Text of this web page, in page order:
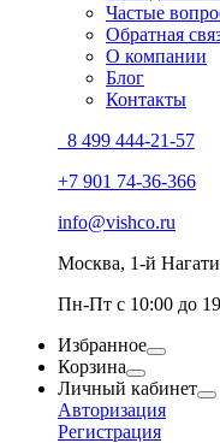
Частые
Обратная
О компании
Блог
Контакты
8 499 444-21-57
+7 901 74-36-366
info@vishco.ru
Москва, 1-й
Пн-Пт с 10:00 до
Избранное
Корзина
Личный кабинет
Авторизация
Регистрация